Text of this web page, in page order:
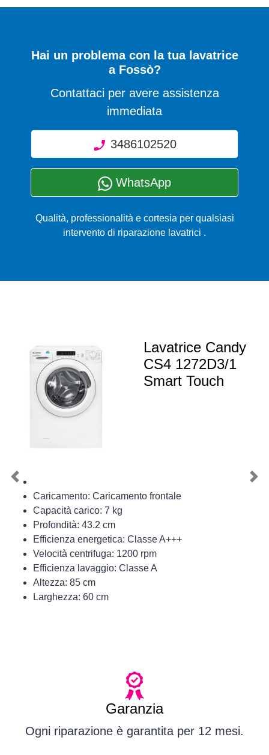
Hai un problema con la tua lavatrice
a Fossò?
Contattaci per avere assistenza
immediata
3486102520
WhatsApp
Qualità, professionalità e cortesia per qualsiasi
intervento di riparazione lavatrici .
Lavatrice Candy
CS4 1272D3/1
Smart Touch
Caricamento: Caricamento frontale
Capacità carico: 7 kg
Profondità: 43.2 cm
Efficienza energetica: Classe A+++
Velocità centrifuga: 1200 rpm
Efficienza lavaggio: Classe A
Altezza: 85 cm
Larghezza: 60 cm
Previous
Garanzia
Ogni riparazione è garantita per 12 mesi.